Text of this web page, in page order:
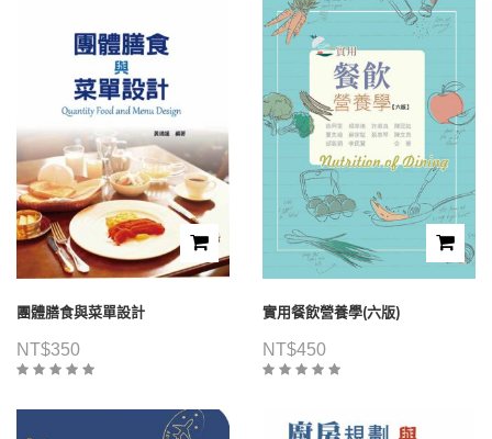
團體膳食與菜單設計
NT$350
實用餐飲營養學(六版)
NT$450